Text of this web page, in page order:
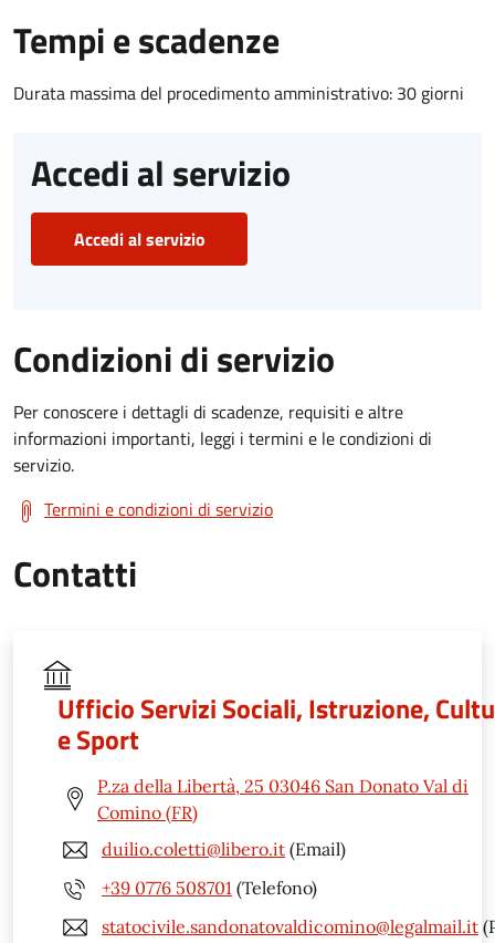
Tempi e scadenze
Durata massima del procedimento amministrativo: 30 giorni
Accedi al servizio
Accedi al servizio
Condizioni di servizio
Per conoscere i dettagli di scadenze, requisiti e altre
informazioni importanti, leggi i termini e le condizioni di
servizio.
Termini e condizioni di servizio
Contatti
Ufficio Servizi Sociali, Istruzione,
e Sport
P.za della Libertà, 25 03046 San Donato Val di
Comino (FR)
duilio.coletti@libero.it (Email)
+39 0776 508701 (Telefono)
statocivile.sandonatovaldicomino@legalmail.it